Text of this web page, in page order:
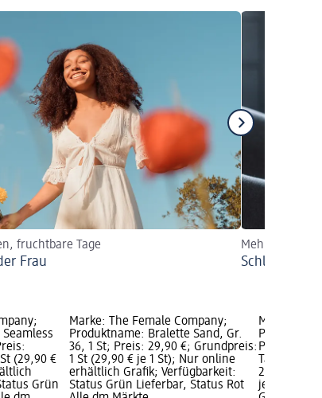
fruchtbare Tage
Frau
Mehr über die
(29,90 €
Grün
Marke: The Female Company;
Produktname: Bralette Sand, Gr.
36, 1 St; Preis: 29,90 €; Grundpreis:
1 St (29,90 € je 1 St); Nur online
erhältlich Grafik; Verfügbarkeit:
Status Grün Lieferbar, Status Rot
Marke: The
Tanga
29,90 €;
je 1 St);